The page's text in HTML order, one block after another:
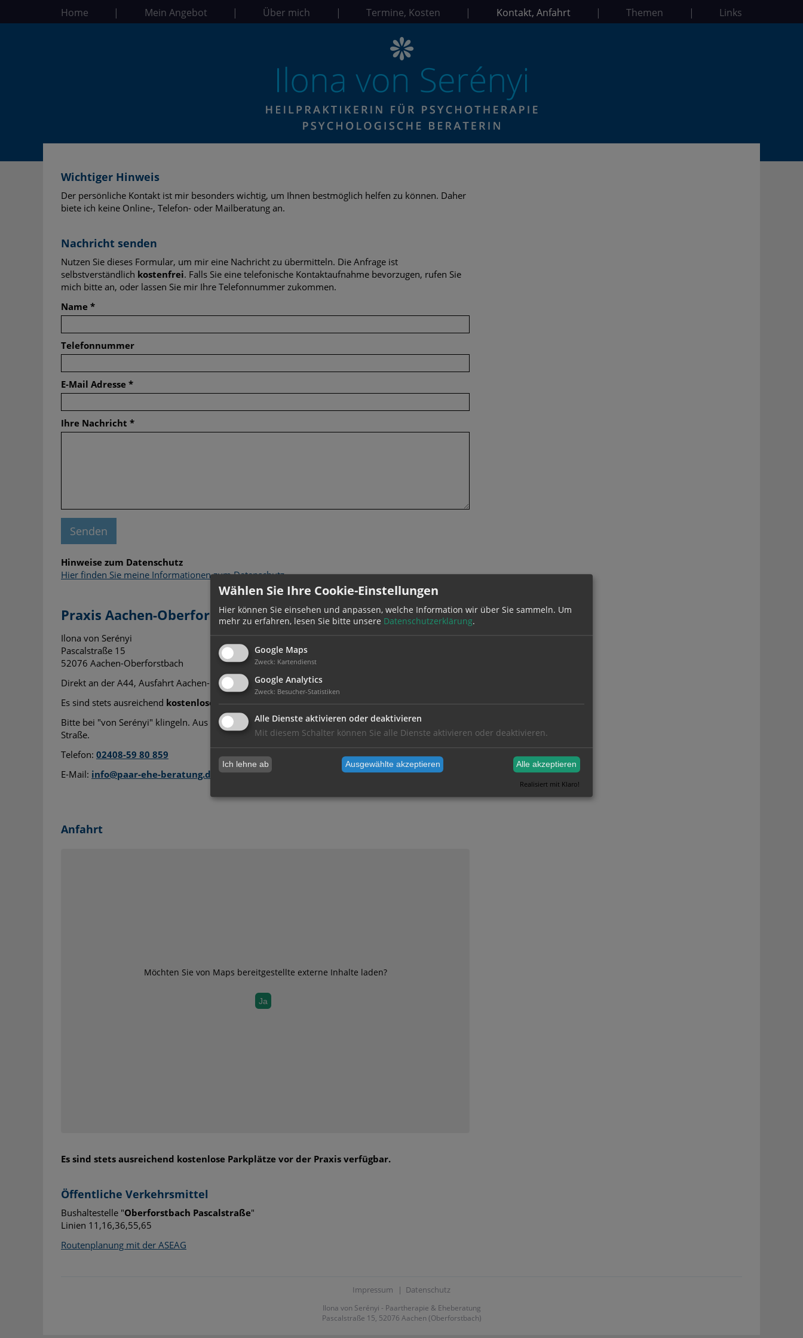
Home | Mein Angebot | Über mich | Termine, Kosten | Kontakt, Anfahrt | Themen | Links
Wichtiger Hinweis
Der persönliche Kontakt ist mir besonders wichtig, um Ihnen bestmöglich helfen zu können. Daher
biete ich keine Online-, Telefon- oder Mailberatung an.
Nachricht senden
Nutzen Sie dieses Formular, um mir eine Nachricht zu übermitteln. Die Anfrage ist
selbstverständlich kostenfrei. Falls Sie eine telefonische Kontaktaufnahme bevorzugen, rufen Sie
mich bitte an, oder lassen Sie mir Ihre Telefonnummer zukommen.
Name *
Telefonnummer
E-Mail Adresse *
Ihre Nachricht *
Senden
Hinweise zum Datenschutz
Hier finden Sie meine Informationen zum Datenschutz.
Praxis Aachen-Oberforstbach
Ilona von Serényi
Pascalstraße 15
52076 Aachen-Oberforstbach
Direkt an der A44, Ausfahrt Aachen-Lichtenbusch
Es sind stets ausreichend kostenlose Parkplätzeum die Praxis herum verfügbar.
Bitte bei "von Serényi" klingeln. Aus Diskretionsgründen befindet sich kein Praxisschild an der
Straße.
Telefon: 02408-59 80 859
E-Mail: info@paar-ehe-beratung.de
Anfahrt
Möchten Sie von Maps bereitgestellte externe Inhalte laden?
Ja
Es sind stets ausreichend kostenlose Parkplätze vor der Praxis verfügbar.
Öffentliche Verkehrsmittel
Bushaltestelle "Oberforstbach Pascalstraße"
Linien 11,16,36,55,65
Routenplanung mit der ASEAG
Impressum | Datenschutz
Ilona von Serényi - Paartherapie & Eheberatung
Pascalstraße 15, 52076 Aachen (Oberforstbach)
Wählen Sie Ihre Cookie-Einstellungen
Hier können Sie einsehen und anpassen, welche Information wir über Sie sammeln. Um
mehr zu erfahren, lesen Sie bitte unsere Datenschutzerklärung.
Google Maps
Zweck: Kartendienst
Google Analytics
Zweck: Besucher-Statistiken
Alle Dienste aktivieren oder deaktivieren
Mit diesem Schalter können Sie alle Dienste aktivieren oder deaktivieren.
Ich lehne ab Ausgewählte akzeptieren Alle akzeptieren
Realisiert mit Klaro!